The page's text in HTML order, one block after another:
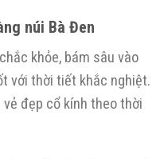
núi Bà Đen
khỏe, bám sâu vào
với thời tiết khắc nghiệt.
đẹp cổ kính theo thời